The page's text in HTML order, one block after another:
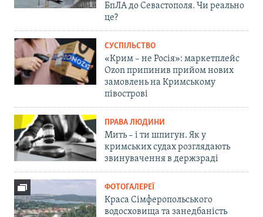
БпЛА до Севастополя. Чи реально
це?
СУСПІЛЬСТВО
«Крим – не Росія»: маркетплейс
Ozon припинив прийом нових
замовлень на Кримському
півострові
ПРАВА ЛЮДИНИ
Мить – і ти шпигун. Як у
кримських судах розглядають
звинувачення в держзраді
ФОТОГАЛЕРЕЇ
Краса Сімферопольського
водосховища та занедбаність